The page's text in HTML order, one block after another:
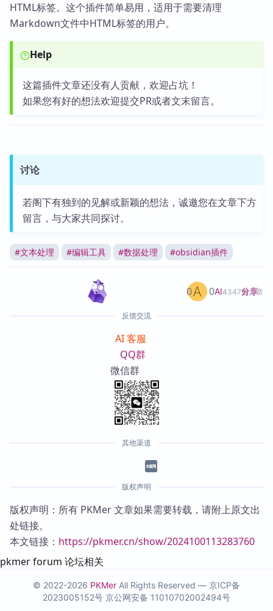
HTML标签。这个插件简单易用，适用于需要清理
Markdown文件中HTML标签的用户。
Help
这篇插件文章还没有人贡献，欢迎占坑！
如果您有好的想法欢迎提交PR或者文末留言。
讨论
若阁下有独到的见解或新颖的想法，诚邀您在文章下方
留言，与大家共同探讨。
#文本处理 #编辑工具 #数据处理 #obsidian插件
AI4347篇文章
0 0 分享
反馈交流
AI 客服
QQ群
微信群
其他渠道
版权声明
版权声明：所有 PKMer 文章如果需要转载，请附上原文出
处链接。
本文链接： https://pkmer.cn/show/2024100113283760
pkmer forum 论坛相关
© 2022-2026 PKMer All Rights Reserved — 京ICP备
2023005152号 京公网安备 11010702002494号